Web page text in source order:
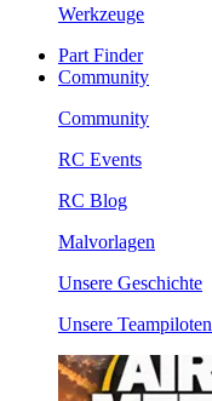
Werkzeuge
Part Finder
Community
Community
RC Events
RC Blog
Malvorlagen
Unsere Geschichte
Unsere Teampiloten